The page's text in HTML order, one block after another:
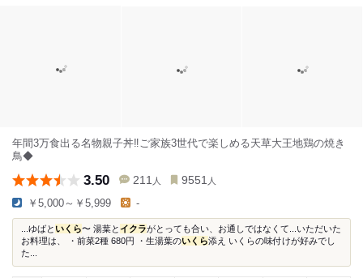
年間3万食出る名物親子丼‼︎ご家族3世代で楽しめる天草大王地鶏の焼き
鳥◆
3.50 211 人 9551 人
￥5,000～￥5,999 -
...ゆばと いくら〜 湯葉とイクラがとっても合い、お通しではなくて...いただいた
お料理は、 ・前菜2種 680円 ・生湯葉のいくら添え いくらの味付けが好みでし
た...